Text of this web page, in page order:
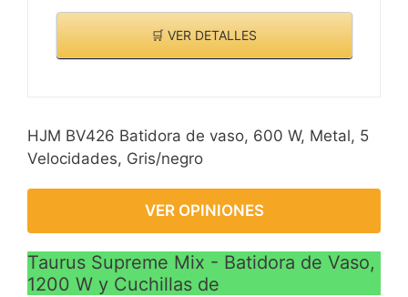
🛒 VER DETALLES
HJM BV426 Batidora de vaso, 600 W, Metal, 5
Velocidades, Gris/negro
VER OPINIONES
Taurus Supreme Mix - Batidora de Vaso,
1200 W y Cuchillas de